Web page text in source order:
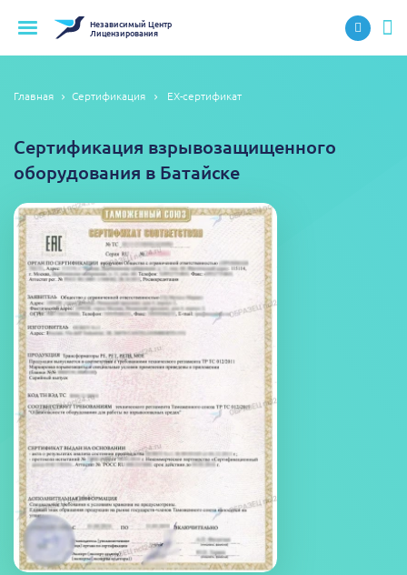
НезависимыйЦентр
Лицензирования
Главная Сертификация EX-сертификат
Сертификация взрывозащищенного
оборудования в Батайске